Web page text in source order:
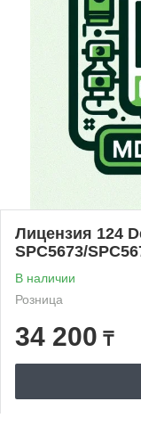
Лицензия 124
SPC5673/
В наличии
Розница
34 200 ₸